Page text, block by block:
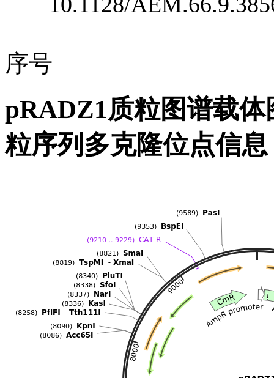
序号
pRADZ1质粒图谱载
粒序列多克隆位点信息